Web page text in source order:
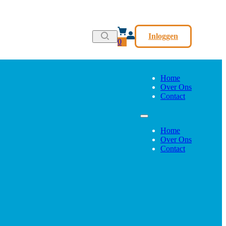
0
Inloggen
Home
Over Ons
Contact
Home
Over Ons
Contact